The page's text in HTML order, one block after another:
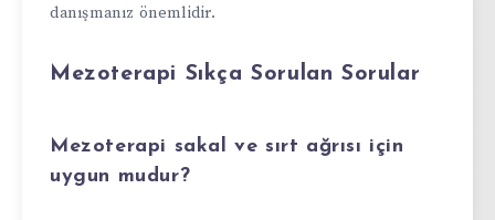
danışmanız önemlidir.
Mezoterapi Sıkça Sorulan Sorular
Mezoterapi sakal ve sırt ağrısı için
uygun mudur?